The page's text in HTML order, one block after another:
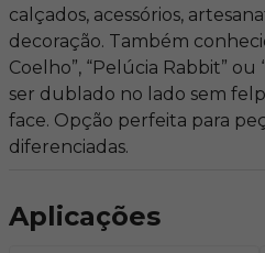
calçados, acessórios,
decoração. Também
Coelho”, “Pelúcia Rabbit” ou
ser dublado no lado sem
face. Opção perfeita para
diferenciadas.
Aplicações